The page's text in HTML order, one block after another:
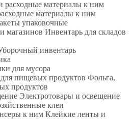
материалы к ним
упаковочные
Инвентарь для складов
инвентарь
для мусора
Фольга,
продуктов
Электротовары и освещение
клеи
Клейкие ленты и